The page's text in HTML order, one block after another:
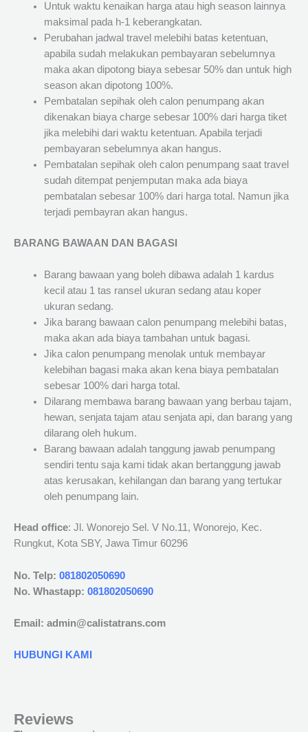
Untuk waktu kenaikan harga atau high season lainnya
maksimal pada h-1 keberangkatan.
Perubahan jadwal travel melebihi batas ketentuan,
apabila sudah melakukan pembayaran sebelumnya
maka akan dipotong biaya sebesar 50% dan untuk high
season akan dipotong 100%.
Pembatalan sepihak oleh calon penumpang akan
dikenakan biaya charge sebesar 100% dari harga tiket
jika melebihi dari waktu ketentuan. Apabila terjadi
pembayaran sebelumnya akan hangus.
Pembatalan sepihak oleh calon penumpang saat travel
sudah ditempat penjemputan maka ada biaya
pembatalan sebesar 100% dari harga total. Namun jika
terjadi pembayran akan hangus.
BARANG BAWAAN DAN BAGASI
Barang bawaan yang boleh dibawa adalah 1 kardus
kecil atau 1 tas ransel ukuran sedang atau koper
ukuran sedang.
Jika barang bawaan calon penumpang melebihi batas,
maka akan ada biaya tambahan untuk bagasi.
Jika calon penumpang menolak untuk membayar
kelebihan bagasi maka akan kena biaya pembatalan
sebesar 100% dari harga total.
Dilarang membawa barang bawaan yang berbau tajam,
hewan, senjata tajam atau senjata api, dan barang yang
dilarang oleh hukum.
Barang bawaan adalah tanggung jawab penumpang
sendiri tentu saja kami tidak akan bertanggung jawab
atas kerusakan, kehilangan dan barang yang tertukar
oleh penumpang lain.
Head office: Jl. Wonorejo Sel. V No.11, Wonorejo, Kec.
Rungkut, Kota SBY, Jawa Timur 60296
No. Telp: 081802050690
No. Whastapp: 081802050690
Email: admin@calistatrans.com
HUBUNGI KAMI
Reviews